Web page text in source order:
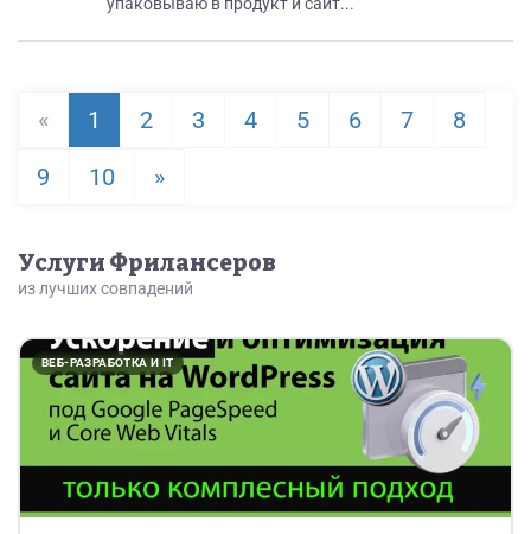
« 1 2 3 4 5 6 7
8
9
10 »
Услуги Фрилансеров
из лучших совпадений
ВЕБ-РАЗРАБОТКА И IT